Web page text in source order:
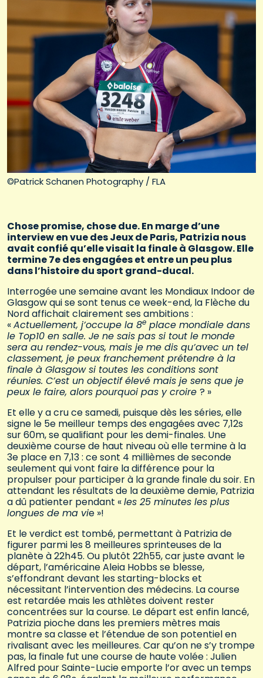
©Patrick Schanen Photography / FLA
Chose promise, chose due. En marge d’une
interview en vue des Jeux de Paris, Patrizia nous
avait confié qu’elle visait la finale à Glasgow. Elle
termine 7e des engagées et entre un peu plus
dans l’histoire du sport grand-ducal.
Interrogée une semaine avant les Mondiaux Indoor de
Glasgow qui se sont tenus ce week-end, la Flèche du
Nord affichait clairement ses ambitions :
«Actuellement, j’occupe la 8e place mondiale dans
le Top10 en salle. Je ne sais pas si tout le monde
sera au rendez-vous, mais je me dis qu’avec un tel
classement, je peux franchement prétendre à la
finale à Glasgow si toutes les conditions sont
réunies. C’est un objectif élevé mais je sens que je
peux le faire, alors pourquoi pas y croire ? »
Et elle y a cru ce samedi, puisque dès les séries, elle
signe le 5e meilleur temps des engagées avec 7,12s
sur 60m, se qualifiant pour les demi-finales. Une
deuxième course de haut niveau où elle termine à la
3e place en 7,13 : ce sont 4 millièmes de seconde
seulement qui vont faire la différence pour la
propulser pour participer à la grande finale du soir. En
attendant les résultats de la deuxième demie, Patrizia
a dû patienter pendant «les 25 minutes les plus
longues de ma vie »!
Et le verdict est tombé, permettant à Patrizia de
figurer parmi les 8 meilleures sprinteuses de la
planète à 22h45. Ou plutôt 22h55, car juste avant le
départ, l’américaine Aleia Hobbs se blesse,
s’effondrant devant les starting-blocks et
nécessitant l’intervention des médecins. La course
est retardée mais les athlètes doivent rester
concentrées sur la course. Le départ est enfin lancé,
Patrizia pioche dans les premiers mètres mais
montre sa classe et l’étendue de son potentiel en
rivalisant avec les meilleures. Car qu’on ne s’y trompe
pas, la finale fut une course de haute volée : Julien
Alfred pour Sainte-Lucie emporte l’or avec un temps